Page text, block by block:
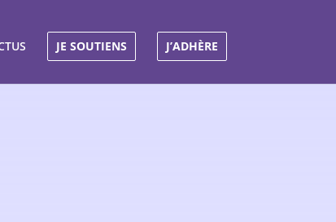
JE SOUTIENS J’ADHÈRE